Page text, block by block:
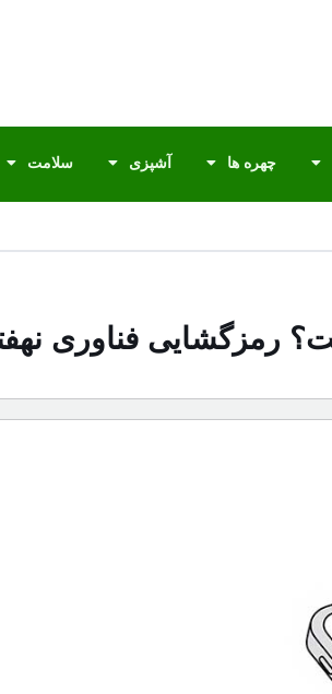
چهره ها آشپزی سلامت